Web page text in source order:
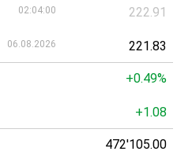
02:04:00 222.91
06.08.2026 221.83
+0.49%
+1.08
472'105.00